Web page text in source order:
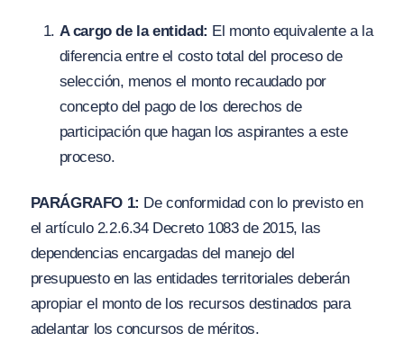
A cargo de la entidad: El monto equivalente a la
diferencia entre el costo total del proceso de
selección, menos el monto recaudado por
concepto del pago de los derechos de
participación que hagan los aspirantes a este
proceso.
PARÁGRAFO 1: De conformidad con lo previsto en
el artículo 2.2.6.34 Decreto 1083 de 2015, las
dependencias encargadas del manejo del
presupuesto en las entidades territoriales deberán
apropiar el monto de los recursos destinados para
adelantar los concursos de méritos.